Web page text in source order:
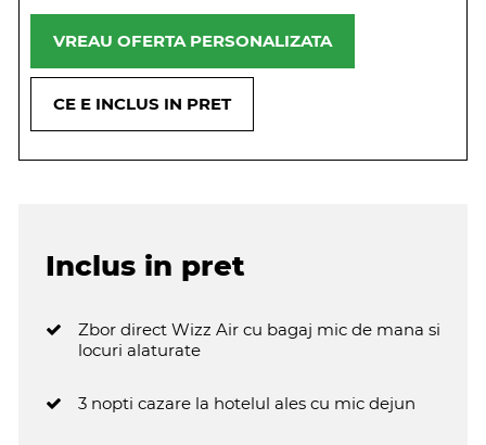
VREAU OFERTA PERSONALIZATA
CE E INCLUS IN PRET
Inclus in pret
Zbor direct Wizz Air cu bagaj mic de mana si
locuri alaturate
3 nopti cazare la hotelul ales cu mic dejun